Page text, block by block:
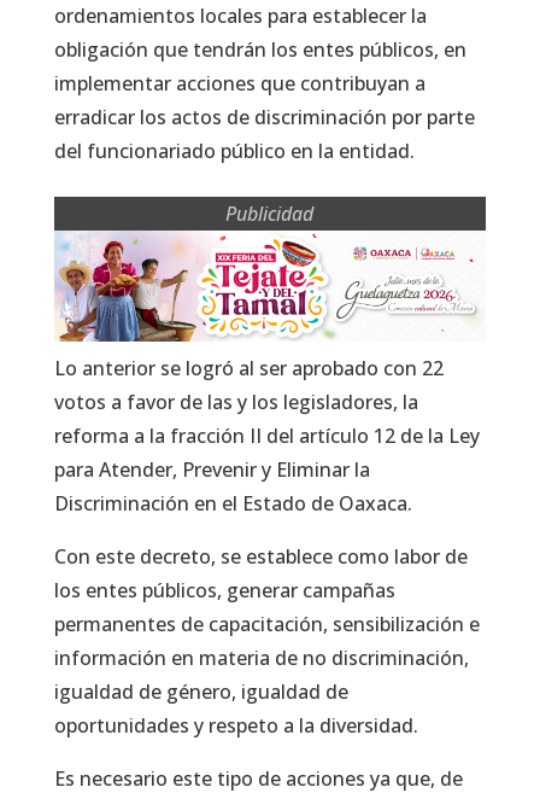
ordenamientos locales para establecer la
obligación que tendrán los entes públicos, en
implementar acciones que contribuyan a
erradicar los actos de discriminación por parte
del funcionariado público en la entidad.
Publicidad
Lo anterior se logró al ser aprobado con 22
votos a favor de las y los legisladores, la
reforma a la fracción II del artículo 12 de la Ley
para Atender, Prevenir y Eliminar la
Discriminación en el Estado de Oaxaca.
Con este decreto, se establece como labor de
los entes públicos, generar campañas
permanentes de capacitación, sensibilización e
información en materia de no discriminación,
igualdad de género, igualdad de
oportunidades y respeto a la diversidad.
Es necesario este tipo de acciones ya que, de